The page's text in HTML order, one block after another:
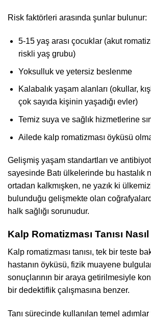
Risk faktörleri arasında şunlar bulunur:
5-15 yaş arası çocuklar (akut
riskli yaş grubu)
Yoksulluk ve yetersiz beslenme
Kalabalık yaşam alanları (okullar,
çok sayıda kişinin yaşadığı evler)
Temiz suya ve sağlık hizmetlerine
Ailede kalp romatizması öyküsü
Gelişmiş yaşam standartları ve
sayesinde Batı ülkelerinde bu hastalık
ortadan kalkmışken, ne yazık ki
bulunduğu gelişmekte olan
halk sağlığı sorunudur.
Kalp Romatizması Tanısı
Kalp romatizması tanısı, tek bir teste
hastanın öyküsü, fizik muayene
sonuçlarının bir araya getirilmesiyle
bir dedektiflik çalışmasına benzer.
Tanı sürecinde kullanılan temel